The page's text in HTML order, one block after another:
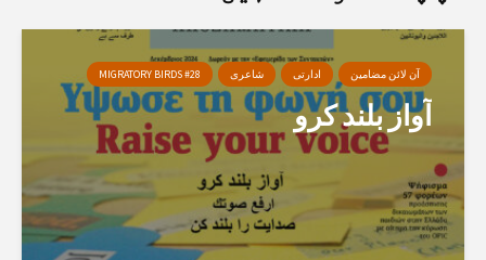
آن لائن مضامین ادارتی شاعری MIGRATORY BIRDS #28
آواز بلند کرو